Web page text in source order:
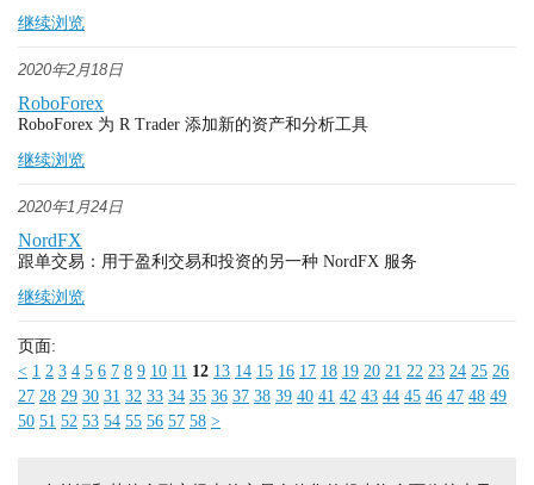
继续浏览
2020年2月18日
RoboForex
RoboForex 为 R Trader 添加新的资产和分析工具
继续浏览
2020年1月24日
NordFX
跟单交易：用于盈利交易和投资的另一种 NordFX 服务
继续浏览
页面:
< 1 2 3 4 5 6 7 8 9 10 11 12 13 14 15 16 17 18 19 20 21 22 23 24 25 26
27 28 29 30 31 32 33 34 35 36 37 38 39 40 41 42 43 44 45 46 47 48 49
50 51 52 53 54 55 56 57 58 >